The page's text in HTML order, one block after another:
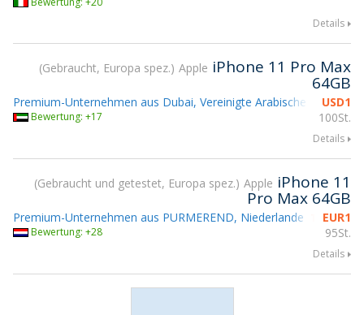
Details
Gebraucht, Europa spez. Apple iPhone 11 Pro Max
64GB
USD1
100St.
Premium-Unternehmen aus Dubai, Vereinigte Arabische Emirate
Bewertung: +17
Details
Gebraucht und getestet, Europa spez. Apple iPhone 11
Pro Max 64GB
EUR1
95St.
Premium-Unternehmen aus PURMEREND, Niederlande
Bewertung: +28
Details